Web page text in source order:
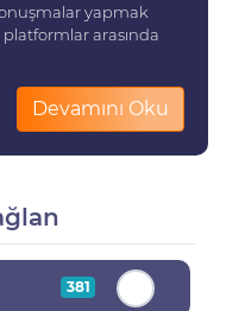
yapmak
arasında
Devamını Oku
381